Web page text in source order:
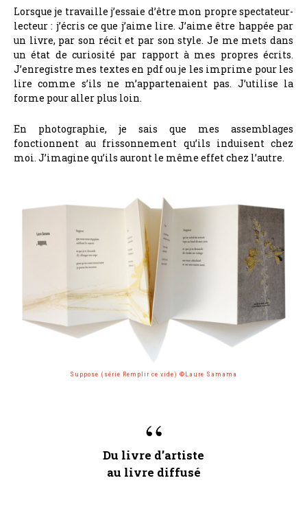
Lorsque je travaille j’essaie d’être mon propre spectateur-
lecteur : j’écris ce que j’aime lire. J’aime être happée par
un livre, par son récit et par son style. Je me mets dans
un état de curiosité par rapport à mes propres écrits.
J’enregistre mes textes en pdf ou je les imprime pour les
lire comme s’ils ne m’appartenaient pas. J’utilise la
forme pour aller plus loin.
En photographie, je sais que mes assemblages
fonctionnent au frissonnement qu’ils induisent chez
moi. J’imagine qu’ils auront le même effet chez l’autre.
Suppose (série Remplir ce vide) ©Laure Samama
Du livre d’artiste
au livre diffusé